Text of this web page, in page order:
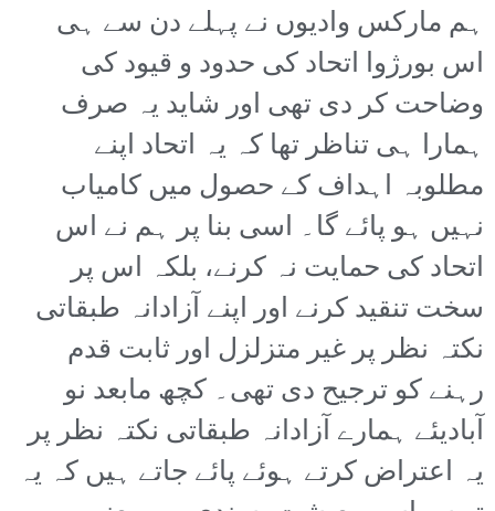
ہم مارکس وادیوں نے پہلے دن سے ہی
اس بورژوا اتحاد کی حدود و قیود کی
وضاحت کر دی تھی اور شاید یہ صرف
ہمارا ہی تناظر تھا کہ یہ اتحاد اپنے
مطلوبہ اہداف کے حصول میں کامیاب
نہیں ہو پائے گا۔ اسی بنا پر ہم نے اس
اتحاد کی حمایت نہ کرنے، بلکہ اس پر
سخت تنقید کرنے اور اپنے آزادانہ طبقاتی
نکتہ نظر پر غیر متزلزل اور ثابت قدم
رہنے کو ترجیح دی تھی۔ کچھ مابعد نو
آبادیئے ہمارے آزادانہ طبقاتی نکتہ نظر پر
یہ اعتراض کرتے ہوئے پائے جاتے ہیں کہ یہ